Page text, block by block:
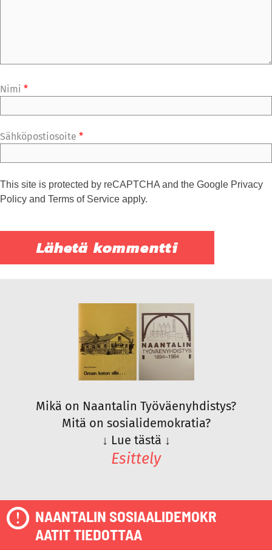
Nimi *
Sähköpostiosoite *
This site is protected by reCAPTCHA and the Google Privacy
Policy and Terms of Service apply.
Mikä on Naantalin Työväenyhdistys?
Mitä on sosialidemokratia?
↓ Lue tästä ↓
Esittely
NAANTALIN SOSIAALIDEMOKR
AATIT TIEDOTTAA